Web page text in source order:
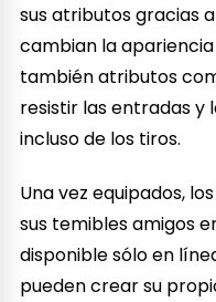
sus atributos gracias
cambian la
también atributos
resistir las entradas y
incluso de los tiros.
Una vez equipados,
sus temibles amigos
disponible sólo en
pueden crear su